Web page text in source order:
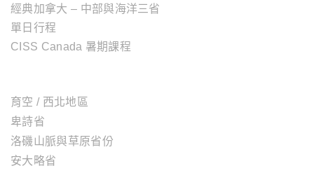
經典加拿大 – 中部與海洋三省
單日行程
CISS Canada 暑期課程
育空 / 西北地區
卑詩省
洛磯山脈與草原省份
安大略省